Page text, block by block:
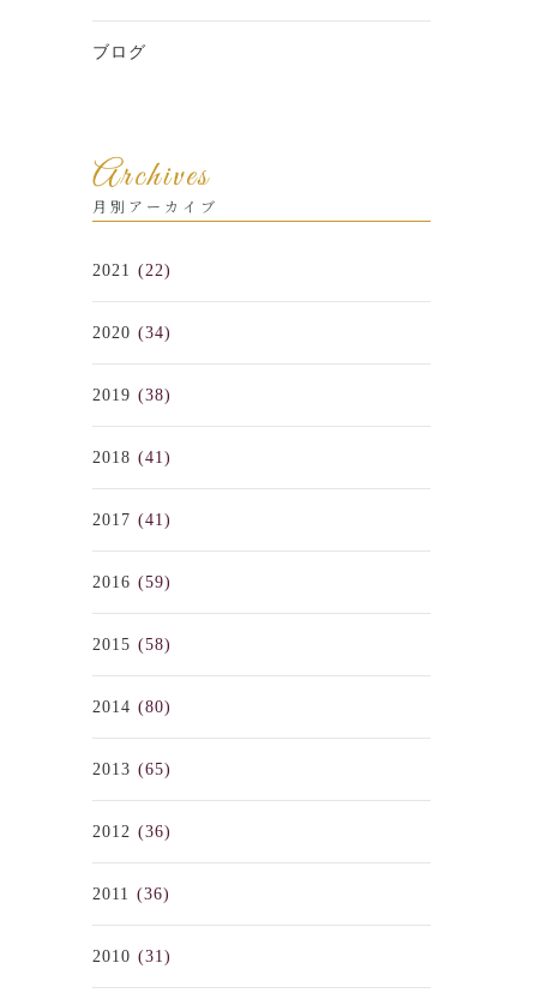
ブログ
Archives
月別アーカイブ
2021 (22)
2020 (34)
2019 (38)
2018 (41)
2017 (41)
2016 (59)
2015 (58)
2014 (80)
2013 (65)
2012 (36)
2011 (36)
2010 (31)